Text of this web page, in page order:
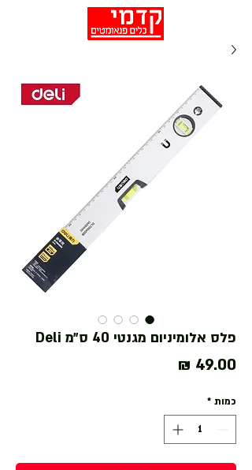
פלס אלומיניום מגנטי 40 ס״מ Deli
כמות *